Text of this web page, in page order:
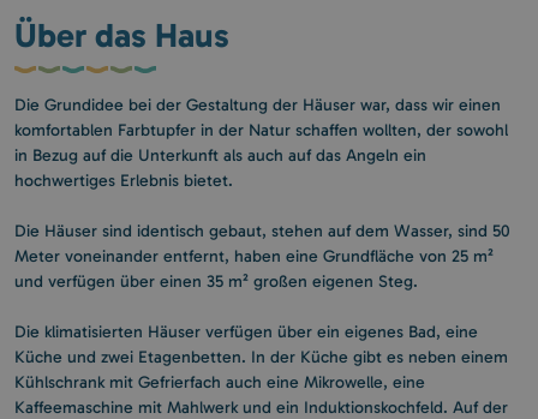
Über das Haus
Die Grundidee bei der Gestaltung der Häuser war, dass wir einen
komfortablen Farbtupfer in der Natur schaffen wollten, der sowohl
in Bezug auf die Unterkunft als auch auf das Angeln ein
hochwertiges Erlebnis bietet.
Die Häuser sind identisch gebaut, stehen auf dem Wasser, sind 50
Meter voneinander entfernt, haben eine Grundfläche von 25 m²
und verfügen über einen 35 m² großen eigenen Steg.
Die klimatisierten Häuser verfügen über ein eigenes Bad, eine
Küche und zwei Etagenbetten. In der Küche gibt es neben einem
Kühlschrank mit Gefrierfach auch eine Mikrowelle, eine
Kaffeemaschine mit Mahlwerk und ein Induktionskochfeld. Auf der